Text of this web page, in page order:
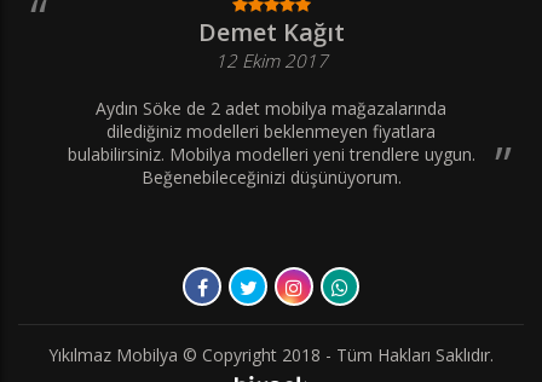
Demet Kağıt
12 Ekim 2017
Aydın Söke de 2 adet mobilya mağazalarında
dilediğiniz modelleri beklenmeyen fiyatlara
bulabilirsiniz. Mobilya modelleri yeni trendlere uygun.
Beğenebileceğinizi düşünüyorum.
Yıkılmaz Mobilya © Copyright 2018 - Tüm Hakları Saklıdır.